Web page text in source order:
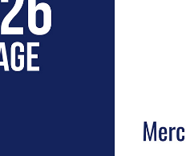
depuis 2011, d’un
permis la naissance du Centre
des évaluations
sur les modalités de
également
le suivi des